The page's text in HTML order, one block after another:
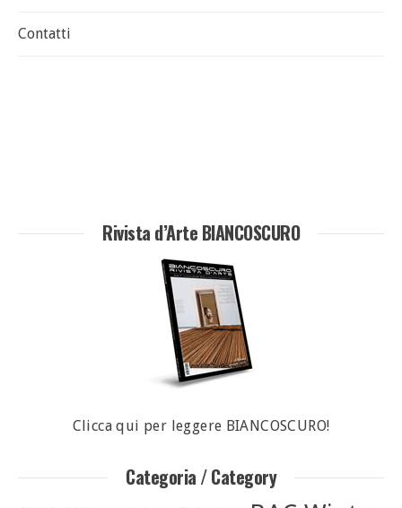
Contatti
Rivista d’Arte BIANCOSCURO
Clicca qui per leggere BIANCOSCURO!
Categoria / Category